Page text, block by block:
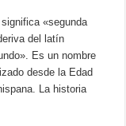
«segunda
del latín
Es un nombre
desde la Edad
La historia